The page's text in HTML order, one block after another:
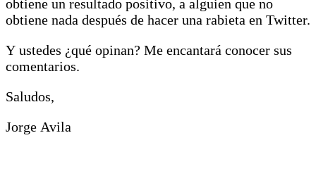
obtiene un resultado positivo, a alguien que no
obtiene nada después de hacer una rabieta en Twitter.
Y ustedes ¿qué opinan? Me encantará conocer sus
comentarios.
Saludos,
Jorge Avila